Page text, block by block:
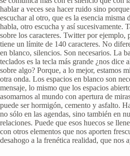
hablar a veces sea hacer ruido sino
escuchar al otro, que es la esencia misma
habla, otro escucha y así sucesivamente.
sobre los caracteres. Twitter por ejemplo,
tiene un límite de 140 caracteres. No
en blanco, silencios. Son necesarios. La
teclados es la tecla más grande ¿nos dice
sobre algo? Porque, a lo mejor, estamos
otra onda. Los espacios en blanco son
mensaje, lo mismo que los espacios
asomarnos al mundo con apertura de
puede ser hormigón, cemento y asfalto.
no sólo en las agendas, sino también en
relaciones. Puede que esos huecos se
con otros elementos que nos aporten
desahogo a la frenética realidad, que nos